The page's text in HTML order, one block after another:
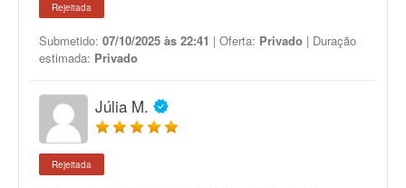
Rejeitada
Submetido: 07/10/2025 às 22:41 | Oferta: Privado | Duração
estimada: Privado
Júlia M.
Rejeitada